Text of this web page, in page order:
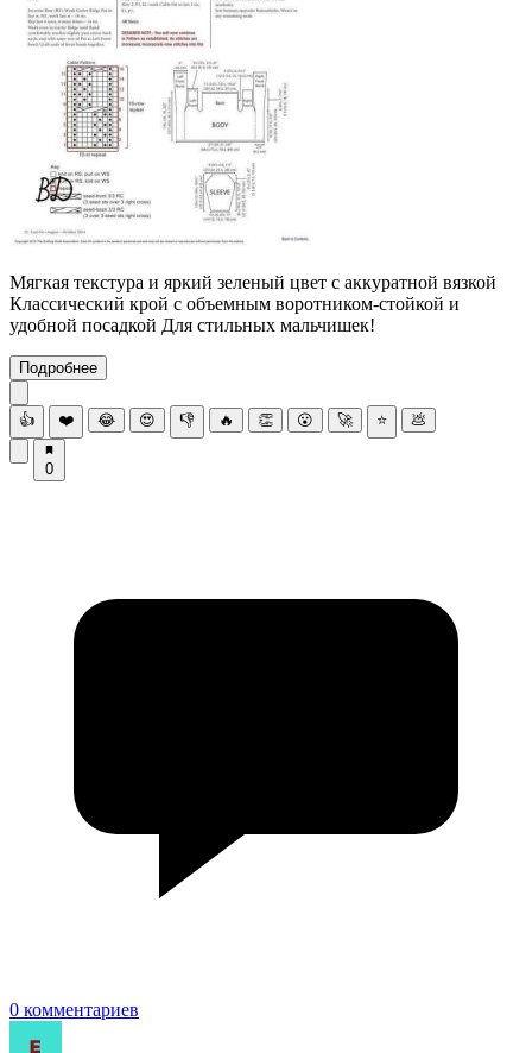
Мягкая текстура и яркий зеленый цвет с аккуратной вязкой
Классический крой с объемным воротником-стойкой и
удобной посадкой Для стильных мальчишек!
Подробнее
👍 ❤️ 😂 😍 👎 🔥 👏 😮 🚀 ⭐ 💩
0
0 комментариев